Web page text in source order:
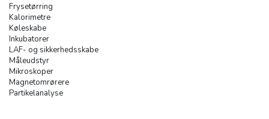
Frysetørring
Kalorimetre
Køleskabe
Inkubatorer
LAF- og sikkerhedsskabe
Måleudstyr
Mikroskoper
Magnetomrørere
Partikelanalyse